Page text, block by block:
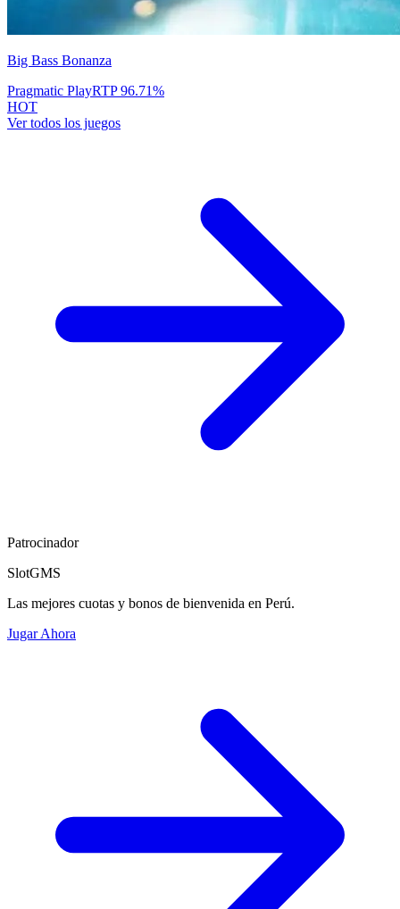
Big Bass Bonanza
Pragmatic PlayRTP96.71%
HOT
Ver todos los juegos
Patrocinador
SlotGMS
Las mejores cuotas y bonos de bienvenida en Perú.
Jugar Ahora